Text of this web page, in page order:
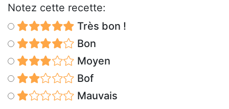
Notez cette recette:
Très bon !
Bon
Moyen
Bof
Mauvais